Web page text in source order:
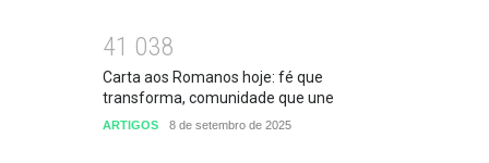
41 038
Carta aos Romanos hoje: fé que
transforma, comunidade que une
ARTIGOS 8 de setembro de 2025